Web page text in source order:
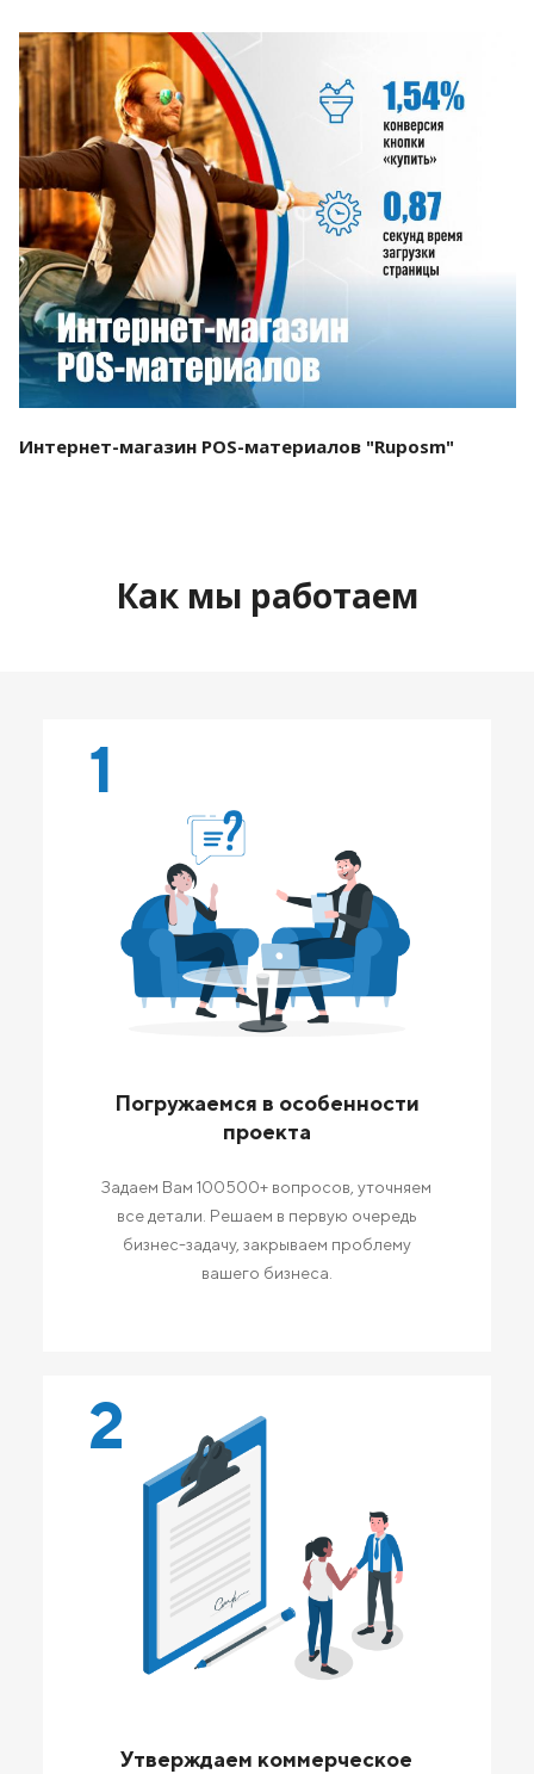
Смотреть проект
Интернет-магазин POS-материалов "Ruposm"
Как мы работаем
1
Погружаемся в особенности
проекта
Задаем Вам 100500+ вопросов, уточняем
все детали. Решаем в первую очередь
бизнес-задачу, закрываем проблему
вашего бизнеса.
2
Утверждаем коммерческое